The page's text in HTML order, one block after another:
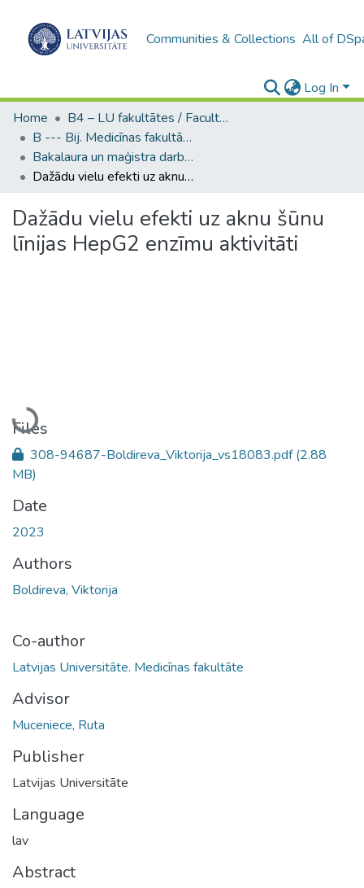
Communities & Collections All of
Log In
Home
B4 – LU fakultātes / Faculties of the UL
B --- Bij. Medicīnas fakultātes studentu noslēguma darbi / Faculty of Medicine - Graduate works
Bakalaura un maģistra darbi (MF) / Bachelor's and Master's theses
Dažādu vielu efekti uz aknu šūnu līnijas HepG2 enzīmu aktivitāti
Dažādu vielu efekti uz aknu šūnu
līnijas HepG2 enzīmu aktivitāti
Loading...
Files
308-94687-Boldireva_Viktorija_vs18083.pdf(2.88
MB)
Date
2023
Authors
Boldireva, Viktorija
Co-author
Latvijas Universitāte. Medicīnas fakultāte
Advisor
Muceniece, Ruta
Publisher
Latvijas Universitāte
Language
lav
Abstract